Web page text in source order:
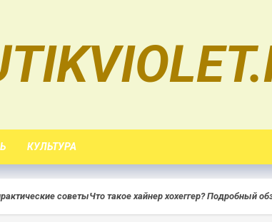
КУЛЬТУРА
советыЧто такое хайнер хохеггер? Подробный